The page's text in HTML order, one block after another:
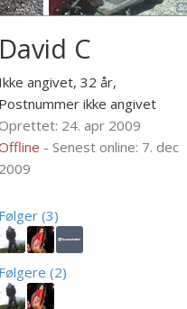
David C
Ikke angivet, 32 år,
Postnummer ikke angivet
24. apr 2009
- Senest online: 7. dec
2009
Følger (3)
Følgere (2)